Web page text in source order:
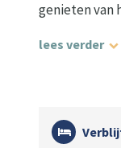
genieten van
lees verder